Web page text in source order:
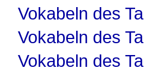
Vokabeln des
Vokabeln des
Vokabeln des